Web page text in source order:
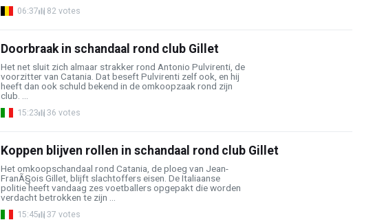
06:37 82 votes
Doorbraak in schandaal rond club Gillet
Het net sluit zich almaar strakker rond Antonio Pulvirenti, de
voorzitter van Catania. Dat beseft Pulvirenti zelf ook, en hij
heeft dan ook schuld bekend in de omkoopzaak rond zijn
club. ...
15:23 36 votes
Koppen blijven rollen in schandaal rond club Gillet
Het omkoopschandaal rond Catania, de ploeg van Jean-
FranÃ§ois Gillet, blijft slachtoffers eisen. De Italiaanse
politie heeft vandaag zes voetballers opgepakt die worden
verdacht betrokken te zijn ...
15:45 37 votes